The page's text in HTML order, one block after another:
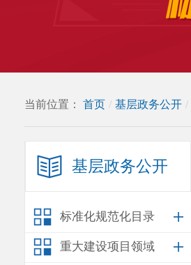
当前位置： 首页 / 基层政务公开 /
基层政务公开
标准化规范化目录
重大建设项目领域